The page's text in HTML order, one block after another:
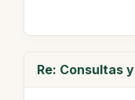
Re: Consultas